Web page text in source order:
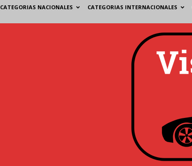
CATEGORIAS NACIONALES CATEGORIAS INTERNACIONALES